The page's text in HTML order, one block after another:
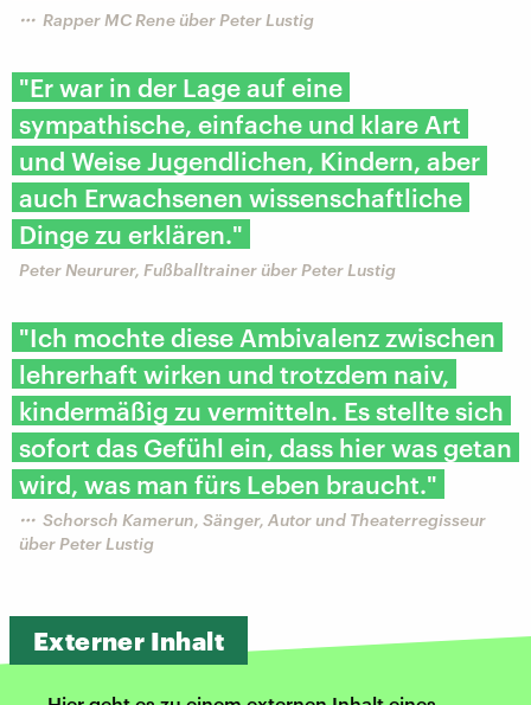
Rapper MC Rene über Peter Lustig
"Er war in der Lage auf eine
sympathische, einfache und klare Art
und Weise Jugendlichen, Kindern, aber
auch Erwachsenen wissenschaftliche
Dinge zu erklären."
Peter Neururer, Fußballtrainer über Peter Lustig
"Ich mochte diese Ambivalenz zwischen
lehrerhaft wirken und trotzdem naiv,
kindermäßig zu vermitteln. Es stellte sich
sofort das Gefühl ein, dass hier was getan
wird, was man fürs Leben braucht."
Schorsch Kamerun, Sänger, Autor und Theaterregisseur
über Peter Lustig
Externer Inhalt